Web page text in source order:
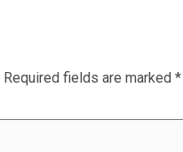
Required fields are marked *